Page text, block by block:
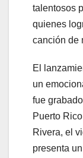
talentosos
quienes
canción de
El
un
fue
Puerto
Rivera, el
presenta